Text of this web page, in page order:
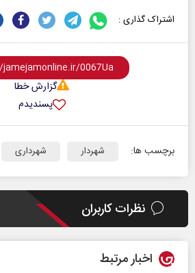
اشتراک گذاری :
گزارش خطا
پسندیدم
برچسب ها: شهردار شهرداری
نظرات کاربران
اخبار مرتبط